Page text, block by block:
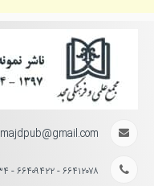
majdpub@gmail.com
۶۶۴۱۲۰۷۸ - ۶۶۴۰۹۴۲۲ - ۶۶۴۹۵۰۳۴